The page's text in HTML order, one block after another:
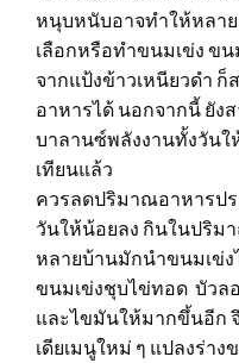
หนุบหนับอาจทำให้หลาย
เลือกหรือทำขนมเข่ง ข
จากแป้งข้าวเหนียวดำ
อาหารได้ นอกจากนี้ ยัง
บาลานซ์พลังงานทั้งวัน
เทียนแล้ว
ควรลดปริมาณอาหารป
วันให้น้อยลง กินในปริม
หลายบ้านมักนำขนมเข่ง
ขนมเข่งชุบไข่ทอด บัวล
และไขมันให้มากขึ้นอีก
เดียเมนูใหม่ ๆ แปลงร่าง